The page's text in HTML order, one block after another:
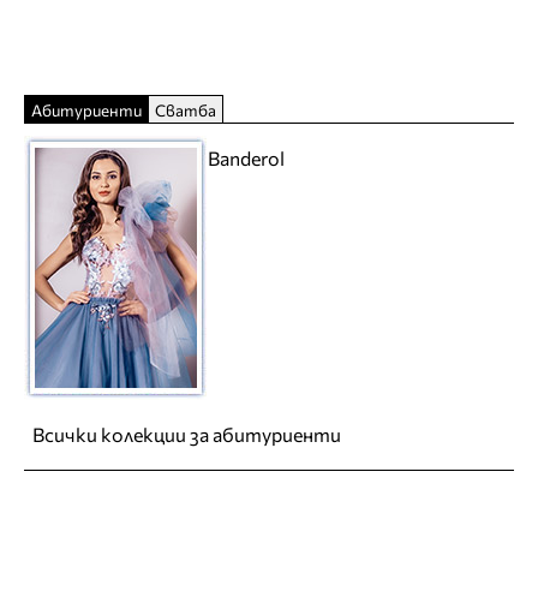
Абитуриенти Сватба
Banderol
Всички колекции за абитуриенти